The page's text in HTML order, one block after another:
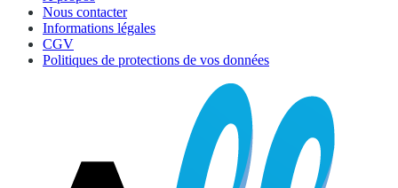
Nous contacter
Informations légales
CGV
Politiques de protections de vos données